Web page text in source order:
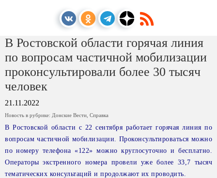
В Ростовской области горячая линия
по вопросам частичной мобилизации
проконсультировали более 30 тысяч
человек
21.11.2022
Новость в рубрике: Донские Вести Справка
В Ростовской области с 22 сентября работает горячая линия по
вопросам частичной мобилизации. Проконсультироваться можно
по номеру телефона «122» можно круглосуточно и бесплатно.
Операторы экстренного номера провели уже более 33,7 тысяч
тематических консультаций и продолжают их проводить.